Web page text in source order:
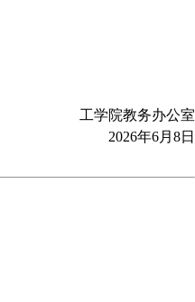
工学院教务办公室
2026年6月 8日